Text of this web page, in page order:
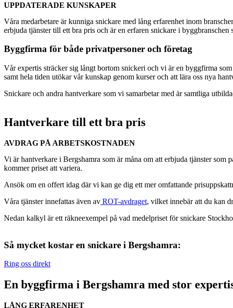
UPPDATERADE KUNSKAPER
Våra medarbetare är kunniga snickare med lång erfarenhet inom
erbjuda tjänster till ett bra pris och är en erfaren snickare i byggbranschen
Byggfirma för både privatpersoner och företag
Vår expertis sträcker sig långt bortom snickeri och vi är en byggfirma
samt hela tiden utökar vår kunskap genom kurser och att lära oss nya
Snickare och andra hantverkare som vi samarbetar med är samtliga
Hantverkare till ett bra pris
AVDRAG PÅ ARBETSKOSTNADEN
Vi är hantverkare i Bergshamra som är måna om att erbjuda tjänster
kommer priset att variera.
Ansök om en offert idag där vi kan ge dig ett mer omfattande
Våra tjänster innefattas även av ROT-avdraget, vilket innebär att du kan
Nedan kalkyl är ett räkneexempel på vad medelpriset för snickare
Så mycket kostar en snickare i Bergshamra:
Ring oss direkt
En byggfirma i Bergshamra med stor
LÅNG ERFARENHET